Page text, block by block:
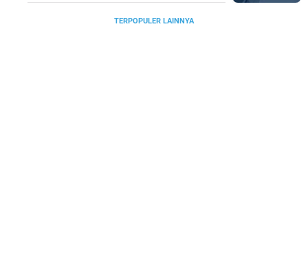
TERPOPULER LAINNYA